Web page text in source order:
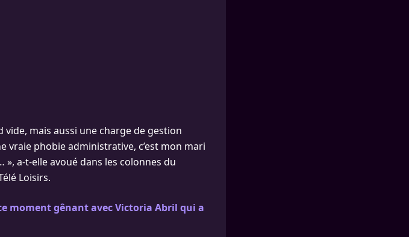
vide, mais aussi une charge de gestion
vraie phobie administrative, c’est mon mari
a-t-elle avoué dans les colonnes du
Loisirs.
moment gênant avec Victoria Abril qui a